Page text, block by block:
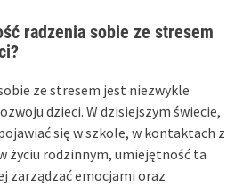
radzenia sobie ze stresem
ze stresem jest niezwykle
dzieci. W dzisiejszym świecie,
się w szkole, w kontaktach z
życiu rodzinnym, umiejętność ta
zarządzać emocjami oraz